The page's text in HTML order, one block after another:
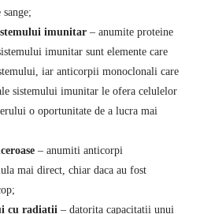
imunitar– anumite proteine ​​
imunitar sunt elemente care
iar anticorpii monoclonali care
sistemului imunitar le ofera celulelor
o oportunitate de a lucra mai
– anumiti anticorpi
mai direct, chiar daca au fost
cu radiatii – datorita capacitatii unui